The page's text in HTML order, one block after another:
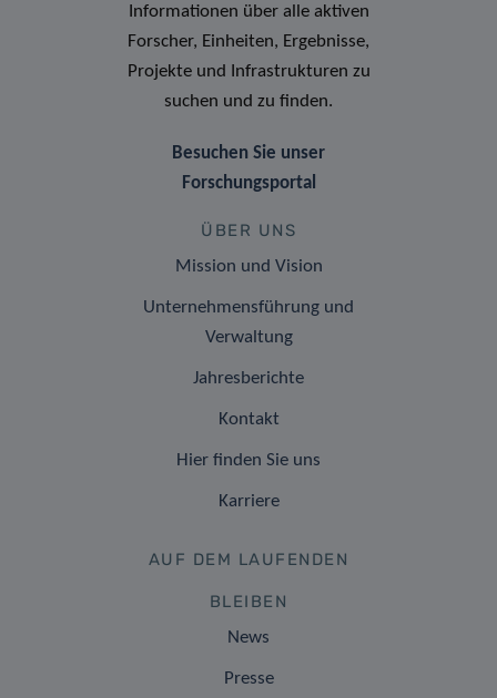
Informationen über alle aktiven
Forscher, Einheiten, Ergebnisse,
Projekte und Infrastrukturen zu
suchen und zu finden.
Besuchen Sie unser
Forschungsportal
ÜBER UNS
Mission und Vision
Unternehmensführung und
Verwaltung
Jahresberichte
Kontakt
Hier finden Sie uns
Karriere
AUF DEM LAUFENDEN
BLEIBEN
News
Presse